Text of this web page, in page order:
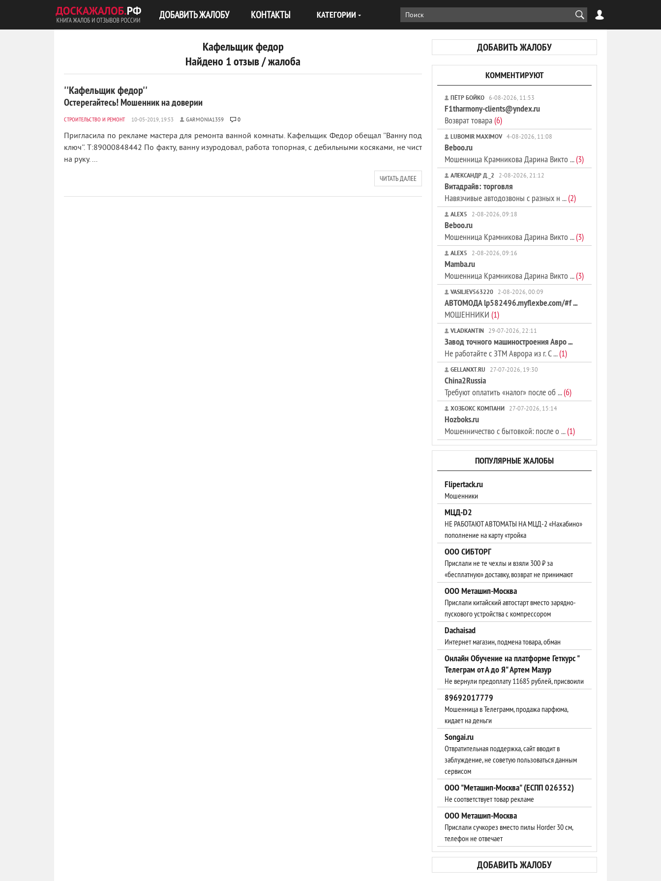
ДОБАВИТЬ ЖАЛОБУ КОНТАКТЫ КАТЕГОРИИ
ДОБАВИТЬ ЖАЛОБУ
Кафельщик федор
Найдено 1 отзыв / жалоба
''Кафельщик федор''
Остерегайтесь! Мошенник на доверии
СТРОИТЕЛЬСТВО И РЕМОНТ GARMONIA1359 0
Пригласила по рекламе мастера для ремонта ванной комнаты. Кафельщик Федор обещал ''Ванну под
ключ''. Т:89000848442 По факту, ванну изуродовал, работа топорная, с дебильными косяками, не чист
на руку. ...
ЧИТАТЬ ДАЛЕЕ
КОММЕНТИРУЮТ
ПЁТР БОЙКО 6-08-2026, 11:53
F1tharmony-clients@yndex.ru
Возврат товара(6)
LUBOMIR MAXIMOV 4-08-2026, 11:08
Beboo.ru
Мошенница Крамникова Дарина Викто ...(3)
АЛЕКСАНДР Д._2 2-08-2026, 21:12
Витадрайв: торговля
Навязчивые автодозвоны с разных н ...(2)
ALEX5 2-08-2026, 09:18
Beboo.ru
Мошенница Крамникова Дарина Викто ...(3)
ALEX5 2-08-2026, 09:16
Mamba.ru
Мошенница Крамникова Дарина Викто ...(3)
VASILJEV563220 2-08-2026, 00:09
АВТОМОДА lp582496.myflexbe.com/#f ...
МОШЕННИКИ (1)
VLADKANTIN 29-07-2026, 22:11
Завод точного машиностроения Авро ...
Не работайте с ЗТМ Аврора из г. С ...(1)
GELLANXT.RU 27-07-2026, 19:30
China2Russia
Требуют оплатить «налог» после об ...(6)
ХОЗБОКС КОМПАНИ 27-07-2026, 15:14
Hozboks.ru
Мошенничество с бытовкой: после о ...(1)
ПОПУЛЯРНЫЕ ЖАЛОБЫ
Flipertack.ru
Мошенники
МЦД-D2
НЕ РАБОТАЮТ АВТОМАТЫ НА МЦД-2 «Нахабино»
пополнение на карту «тройка
ООО СИБТОРГ
Прислали не те чехлы и взяли 300 ₽ за
«бесплатную» доставку, возврат не принимают
ООО Меташип-Москва
Прислали китайский автостарт вместо зарядно-
пускового устройства с компрессором
Dachaisad
Интернет магазин, подмена товара, обман
Онлайн Обучение на платформе Геткурс "
Телеграм от А до Я" Артем Мазур
Не вернули предоплату 11685 рублей, присвоили
89692017779
Мошенница в Телеграмм, продажа парфюма,
кидает на деньги
Songai.ru
Отвратительная поддержка, сайт вводит в
заблуждение, не советую пользоваться данным
сервисом
ООО "Меташип-Москва" (ЕСПП 026352)
Не соответствует товар рекламе
ООО Меташип-Москва
Прислали сучкорез вместо пилы Horder 30 см,
телефон не отвечает
ДОБАВИТЬ ЖАЛОБУ